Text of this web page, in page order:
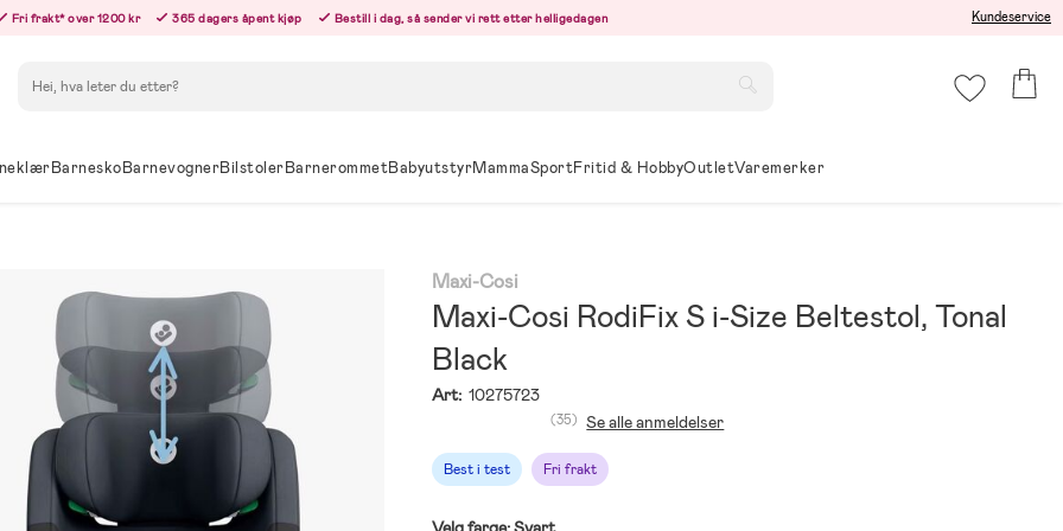
Fri frakt* over 1200 kr 365 dagers åpent kjøp Bestill i dag, så sender vi rett etter helligedagen Kundeservice
BarneskoBarnevognerBilstolerBarnerommetBabyutstyrMammaSportFritid & HobbyOutletVaremerker
Maxi-Cosi
Maxi-Cosi RodiFix S i-Size Beltestol, Tonal
Black
Art: 10275723
Best i test Fri frakt
(35) Se alle anmeldelser